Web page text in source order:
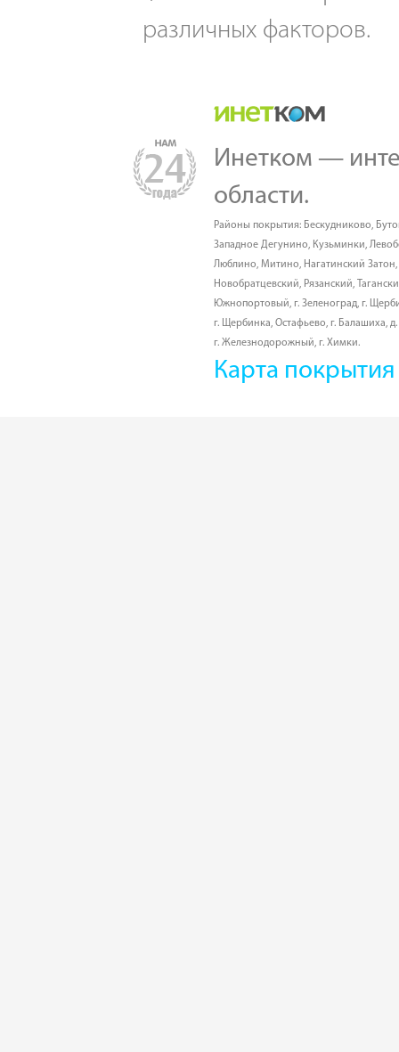
различных факторов.
Инетком —
области.
Районы покрытия: Бескудниково,
Западное Дегунино, Кузьминки,
Люблино, Митино, Нагатинский Затон,
Новобратцевский, Рязанский,
Южнопортовый, г. Зеленоград, г.
г. Щербинка, Остафьево, г. Балашиха,
г. Железнодорожный, г. Химки.
Карта